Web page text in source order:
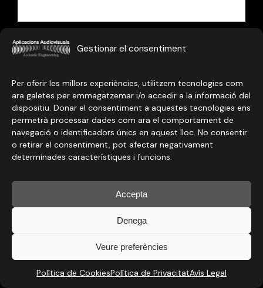
Gestionar el consentiment
Per oferir les millors experiències, utilitzem tecnologies com
ara galetes per emmagatzemar i/o accedir a la informació del
dispositiu. Donar el consentiment a aquestes tecnologies ens
permetrà processar dades com ara el comportament de
navegació o identificadors únics en aquest lloc. No consentir
o retirar el consentiment, pot afectar negativament
determinades característiques i funcions.
Accepta
Denega
Veure preferències
Política de CookiesPolítica de PrivacitatAvís Legal
Accessoris
LEVEL ONE